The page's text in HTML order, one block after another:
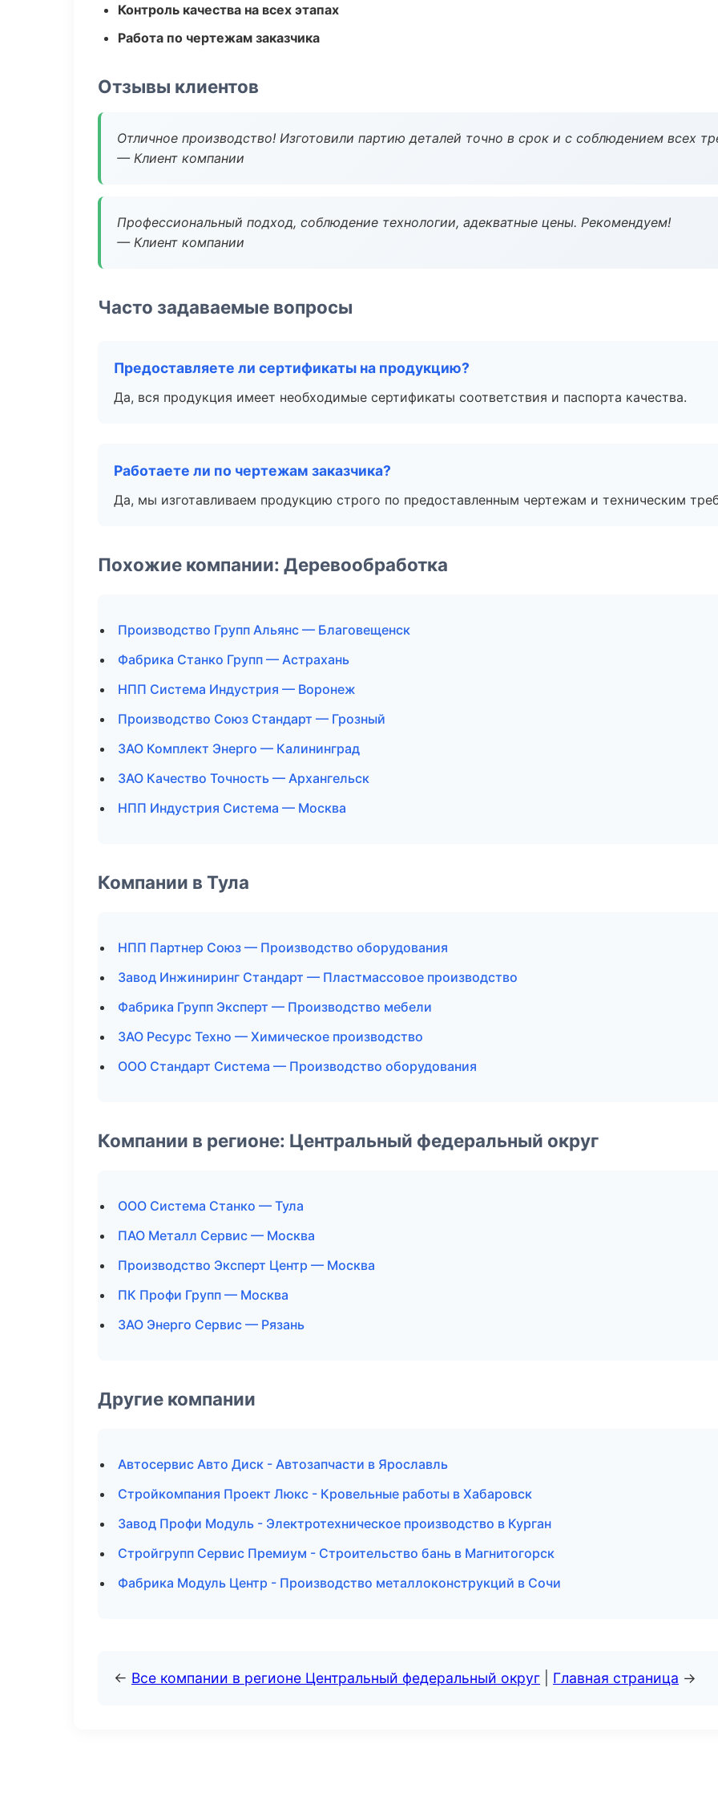
Контроль качества на всех этапах
Работа по чертежам заказчика
Отзывы клиентов
Отличное производство! Изготовили партию деталей точно в срок и с соблюдением всех
— Клиент компании
Профессиональный подход, соблюдение технологии, адекватные цены. Рекомендуем!
— Клиент компании
Часто задаваемые вопросы
Предоставляете ли сертификаты на продукцию?
Да, вся продукция имеет необходимые сертификаты соответствия и паспорта качества.
Работаете ли по чертежам заказчика?
Да, мы изготавливаем продукцию строго по предоставленным чертежам и техническим
Похожие компании: Деревообработка
Производство Групп Альянс — Благовещенск
Фабрика Станко Групп — Астрахань
НПП Система Индустрия — Воронеж
Производство Союз Стандарт — Грозный
ЗАО Комплект Энерго — Калининград
ЗАО Качество Точность — Архангельск
НПП Индустрия Система — Москва
Компании в Тула
НПП Партнер Союз — Производство оборудования
Завод Инжиниринг Стандарт — Пластмассовое производство
Фабрика Групп Эксперт — Производство мебели
ЗАО Ресурс Техно — Химическое производство
ООО Стандарт Система — Производство оборудования
Компании в регионе: Центральный федеральный округ
ООО Система Станко — Тула
ПАО Металл Сервис — Москва
Производство Эксперт Центр — Москва
ПК Профи Групп — Москва
ЗАО Энерго Сервис — Рязань
Другие компании
Автосервис Авто Диск - Автозапчасти в Ярославль
Стройкомпания Проект Люкс - Кровельные работы в Хабаровск
Завод Профи Модуль - Электротехническое производство в Курган
Стройгрупп Сервис Премиум - Строительство бань в Магнитогорск
Фабрика Модуль Центр - Производство металлоконструкций в Сочи
← Все компании в регионе Центральный федеральный округ Главная страница →